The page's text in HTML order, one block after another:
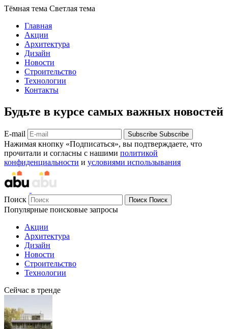
Тёмная тема Светлая тема
Главная
Акции
Архитектура
Дизайн
Новости
Строительство
Технологии
Контакты
Будьте в курсе самых важных новостей
E-mail Subscribe Subscribe
Нажимая кнопку «Подписаться», вы подтверждаете, что
прочитали и согласны с нашими политикой
конфиденциальности и условиями использывания
Поиск Поиск Поиск
Популярные поисковые запросы
Акции
Архитектура
Дизайн
Новости
Строительство
Технологии
Сейчас в тренде